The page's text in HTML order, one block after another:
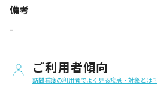
備考
-
ご利用者傾向
訪問看護の利用者でよく見る疾患・対象とは？